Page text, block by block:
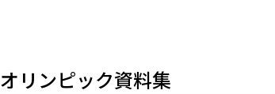
オリンピック資料集